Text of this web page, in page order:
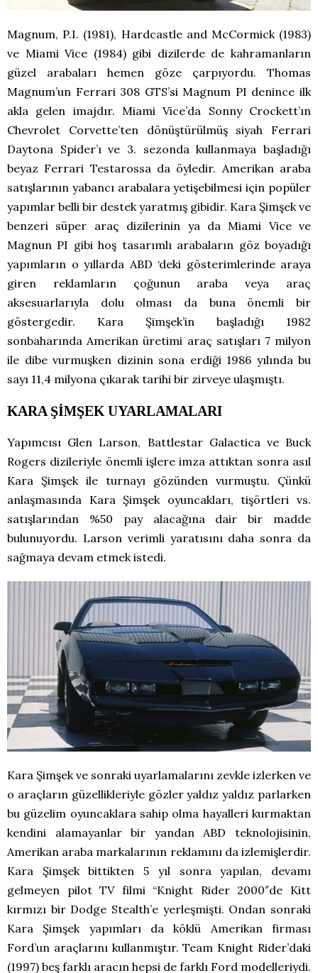
Magnum, P.I. (1981), Hardcastle and McCormick (1983)
ve Miami Vice (1984) gibi dizilerde de kahramanların
güzel arabaları hemen göze çarpıyordu. Thomas
Magnum’un Ferrari 308 GTS’si Magnum PI denince ilk
akla gelen imajdır. Miami Vice’da Sonny Crockett’ın
Chevrolet Corvette’ten dönüştürülmüş siyah Ferrari
Daytona Spider’ı ve 3. sezonda kullanmaya başladığı
beyaz Ferrari Testarossa da öyledir. Amerikan araba
satışlarının yabancı arabalara yetişebilmesi için popüler
yapımlar belli bir destek yaratmış gibidir. Kara Şimşek ve
benzeri süper araç dizilerinin ya da Miami Vice ve
Magnun PI gibi hoş tasarımlı arabaların göz boyadığı
yapımların o yıllarda ABD ‘deki gösterimlerinde araya
giren reklamların çoğunun araba veya araç
aksesuarlarıyla dolu olması da buna önemli bir
göstergedir. Kara Şimşek’in başladığı 1982
sonbaharında Amerikan üretimi araç satışları 7 milyon
ile dibe vurmuşken dizinin sona erdiği 1986 yılında bu
sayı 11,4 milyona çıkarak tarihi bir zirveye ulaşmıştı.
KARA ŞİMŞEK UYARLAMALARI
Yapımcısı Glen Larson, Battlestar Galactica ve Buck
Rogers dizileriyle önemli işlere imza attıktan sonra asıl
Kara Şimşek ile turnayı gözünden vurmuştu. Çünkü
anlaşmasında Kara Şimşek oyuncakları, tişörtleri vs.
satışlarından %50 pay alacağına dair bir madde
bulunuyordu. Larson verimli yaratısını daha sonra da
sağmaya devam etmek istedi.
Kara Şimşek ve sonraki uyarlamalarını zevkle izlerken ve
o araçların güzellikleriyle gözler yaldız yaldız parlarken
bu güzelim oyuncaklara sahip olma hayalleri kurmaktan
kendini alamayanlar bir yandan ABD teknolojisinin,
Amerikan araba markalarının reklamını da izlemişlerdir.
Kara Şimşek bittikten 5 yıl sonra yapılan, devamı
gelmeyen pilot TV filmi “Knight Rider 2000″de Kitt
kırmızı bir Dodge Stealth’e yerleşmişti. Ondan sonraki
Kara Şimşek yapımları da köklü Amerikan firması
Ford’un araçlarını kullanmıştır. Team Knight Rider’daki
(1997) beş farklı aracın hepsi de farklı Ford modelleriydi.